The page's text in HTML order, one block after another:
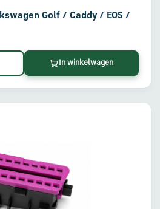
Golf / Caddy / EOS /
In winkelwagen